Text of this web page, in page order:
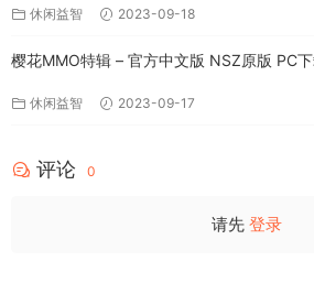
休闲益智 2023-09-18
樱花MMO特辑 – 官方中文版 NSZ原版 PC
休闲益智 2023-09-17
评论 0
请先 登录